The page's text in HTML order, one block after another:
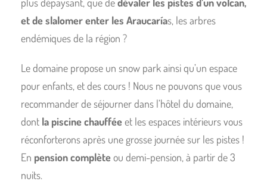
et de slalomer enter les Araucarías, les arbres
endémiques de la région ?
Le domaine propose un snow park ainsi qu’un espace
pour enfants, et des cours ! Nous ne pouvons que vous
recommander de séjourner dans l’hôtel du domaine,
dont la piscine chaufféeet les espaces intérieurs vous
réconforterons après une grosse journée sur les pistes !
En pension complèteou demi-pension, à partir de 3
nuits.